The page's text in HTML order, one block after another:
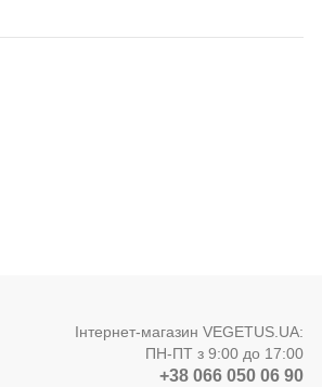
Інтернет-магазин VEGETUS.UA:
ПН-ПТ з 9:00 до 17:00
+38 066 050 06 90